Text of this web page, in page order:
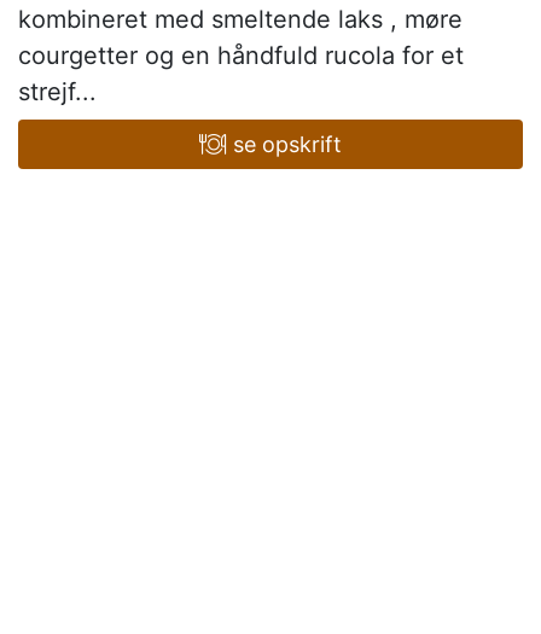
kombineret med smeltende laks , møre
courgetter og en håndfuld rucola for et
strejf...
se opskrift